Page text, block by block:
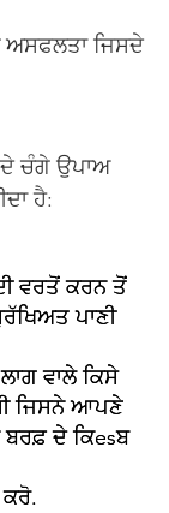
ਅਸਫਲਤਾ ਜਿਸਦੇ
ਦੇ ਚੰਗੇ ਉਪਾਅ
ਹੈ:
ਵਰਤੋਂ ਕਰਨ ਤੋਂ
ਪਾਣੀ
ਵਾਲੇ ਕਿਸੇ
ਜਿਸਨੇ ਆਪਣੇ
ਬਰਫ਼ ਦੇ ਕਿesਬ